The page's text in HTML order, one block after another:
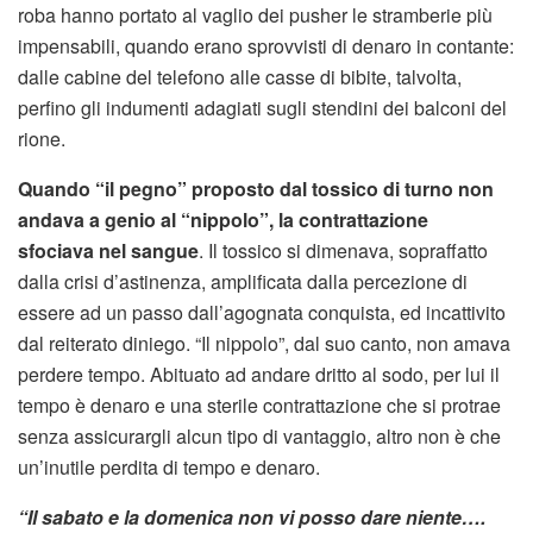
roba hanno portato al vaglio dei pusher le stramberie più
impensabili, quando erano sprovvisti di denaro in contante:
dalle cabine del telefono alle casse di bibite, talvolta,
perfino gli indumenti adagiati sugli stendini dei balconi del
rione.
Quando “il pegno” proposto dal tossico di turno non
andava a genio al “nippolo”, la contrattazione
sfociava nel sangue. Il tossico si dimenava, sopraffatto
dalla crisi d’astinenza, amplificata dalla percezione di
essere ad un passo dall’agognata conquista, ed incattivito
dal reiterato diniego. “Il nippolo”, dal suo canto, non amava
perdere tempo. Abituato ad andare dritto al sodo, per lui il
tempo è denaro e una sterile contrattazione che si protrae
senza assicurargli alcun tipo di vantaggio, altro non è che
un’inutile perdita di tempo e denaro.
“Il sabato e la domenica non vi posso dare niente….